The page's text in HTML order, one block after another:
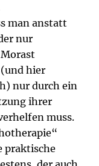
man anstatt
nur
hier
nur durch ein
ihrer
muss.
praktische